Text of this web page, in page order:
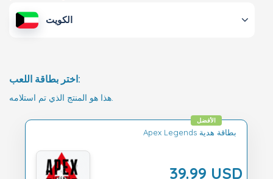
الكويت
اختر بطاقة اللعب:
هذا هو المنتج الذي تم استلامه.
Apex Legends بطاقة هدية
39.99 USD
الأفضل